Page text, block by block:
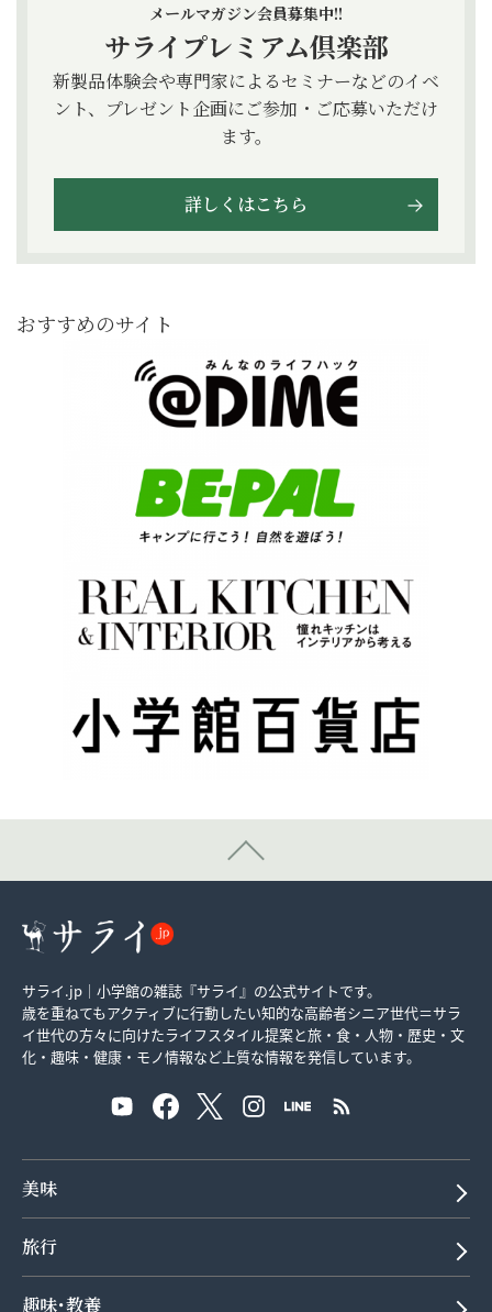
メールマガジン会員募集中!!
サライプレミアム倶楽部
新製品体験会や専門家によるセミナーなどのイベ
ント、プレゼント企画にご参加・ご応募いただけ
ます。
詳しくはこちら
おすすめのサイト
サライ.jp｜小学館の雑誌『サライ』の公式サイトです。
歳を重ねてもアクティブに行動したい知的な高齢者シニア世代＝サラ
イ世代の方々に向けたライフスタイル提案と旅・食・人物・歴史・文
化・趣味・健康・モノ情報など上質な情報を発信しています。
美味
旅行
趣味･教養